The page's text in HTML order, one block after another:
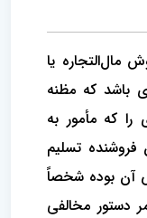
مال‌التجاره یا
باشد که مظنه
را که مأمور به
تسلیم
آن بوده شخصاً
دستور مخالفی